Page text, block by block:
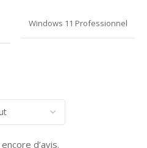
Windows 11 Professionnel
d’avis.